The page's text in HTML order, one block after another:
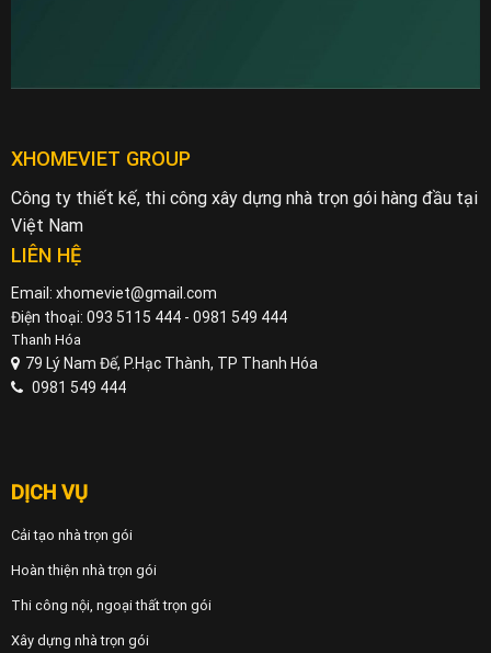
XHOMEVIET GROUP
Công ty thiết kế, thi công xây dựng nhà trọn gói hàng đầu tại
Việt Nam
LIÊN HỆ
Email: xhomeviet@gmail.com
Điện thoại: 093 5115 444 - 0981 549 444
Thanh Hóa
79 Lý Nam Đế, P.Hạc Thành, TP Thanh Hóa
0981 549 444
DỊCH VỤ
Cải tạo nhà trọn gói
Hoàn thiện nhà trọn gói
Thi công nội, ngoại thất trọn gói
Xây dựng nhà trọn gói